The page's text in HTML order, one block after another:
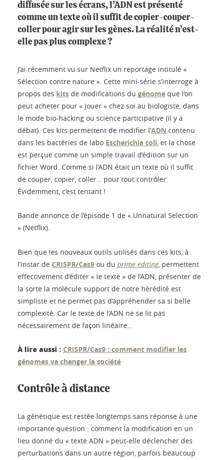
diffusée sur les écrans, l’ADN est présenté
comme un texte où il suffit de copier-couper-
coller pour agir sur les gènes. La réalité n’est-
elle pas plus complexe ?
J’ai récemment vu sur Netflix un reportage intitulé «
Sélection contre nature ». Cette mini-série s’interroge à
propos des kits de modifications du génome que l’on
peut acheter pour « jouer » chez soi au biologiste, dans
le mode bio-hacking ou science participative (il y a
débat). Ces kits permettent de modifier l’ADN contenu
dans les bactéries de labo Escherichia coli, et la chose
est perçue comme un simple travail d’édition sur un
fichier Word. Comme si l’ADN était un texte où il suffit
de couper, copier, coller… pour tout contrôler.
Évidemment, c’est tentant !
Bande annonce de l’épisode 1 de « Unnatural Selection
» (Netflix).
Bien que les nouveaux outils utilisés dans ces kits, à
l’instar de CRISPR/Cas9 ou du prime editing, permettent
effectivement d’éditer « le texte » de l’ADN, présenter de
la sorte la molécule support de notre hérédité est
simpliste et ne permet pas d’appréhender sa si belle
complexité. Car le texte de l’ADN ne se lit pas
nécessairement de façon linéaire…
À lire aussi : CRISPR/Cas9 : comment modifier les
génomes va changer la société
Contrôle à distance
La génétique est restée longtemps sans réponse à une
importante question : comment la modification en un
lieu donné du « texte ADN » peut-elle déclencher des
perturbations dans un autre région, parfois beaucoup